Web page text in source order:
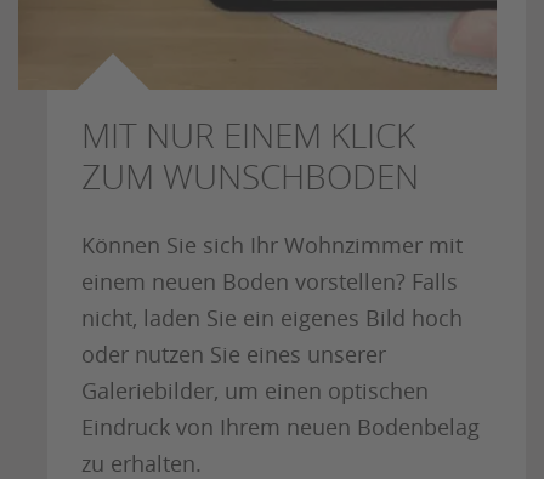
MIT NUR EINEM KLICK
ZUM WUNSCHBODEN
Können Sie sich Ihr Wohnzimmer mit
einem neuen Boden vorstellen? Falls
nicht, laden Sie ein eigenes Bild hoch
oder nutzen Sie eines unserer
Galeriebilder, um einen optischen
Eindruck von Ihrem neuen Bodenbelag
zu erhalten.